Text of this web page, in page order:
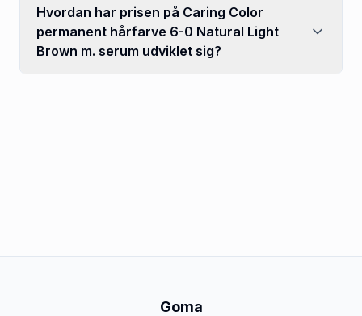
Hvordan har prisen på Caring Color
permanent hårfarve 6-0 Natural Light
Brown m. serum udviklet sig?
Goma